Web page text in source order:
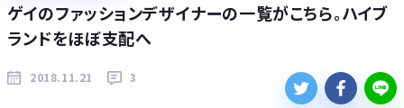
ゲイのファッションデザイナーの一覧がこちら。ハイブ
ランドをほぼ支配へ
2018.11.21 3